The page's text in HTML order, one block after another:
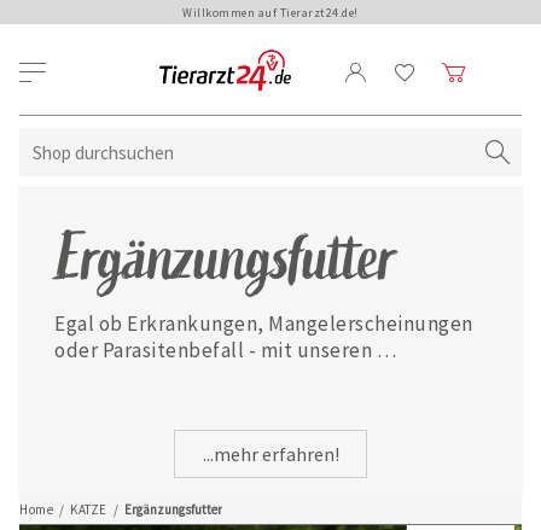
Willkommen auf Tierarzt24.de!
Home / KATZE / Ergänzungsfutter
Ergänzungsfutter
Egal ob Erkrankungen, Mangelerscheinungen
oder Parasitenbefall - mit unseren
...mehr erfahren!